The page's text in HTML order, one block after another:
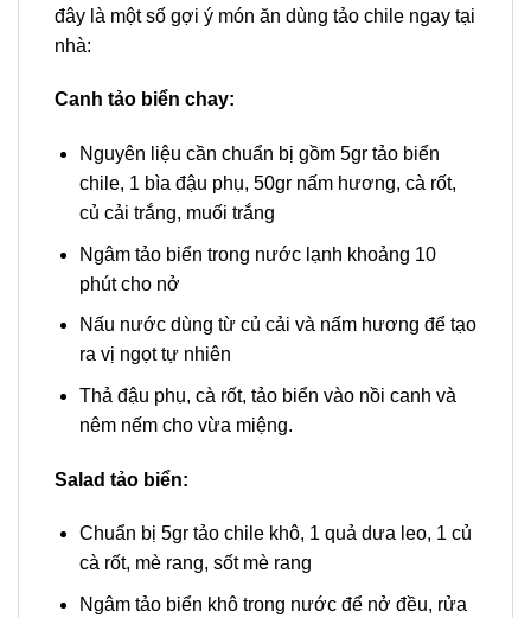
đây là một số gợi ý món ăn dùng tảo chile ngay tại
nhà:
Canh tảo biển chay:
Nguyên liệu cần chuẩn bị gồm 5gr tảo biển
chile, 1 bìa đậu phụ, 50gr nấm hương, cà rốt,
củ cải trắng, muối trắng
Ngâm tảo biển trong nước lạnh khoảng 10
phút cho nở
Nấu nước dùng từ củ cải và nấm hương để tạo
ra vị ngọt tự nhiên
Thả đậu phụ, cà rốt, tảo biển vào nồi canh và
nêm nếm cho vừa miệng.
Salad tảo biển:
Chuẩn bị 5gr tảo chile khô, 1 quả dưa leo, 1 củ
cà rốt, mè rang, sốt mè rang
Ngâm tảo biển khô trong nước để nở đều, rửa